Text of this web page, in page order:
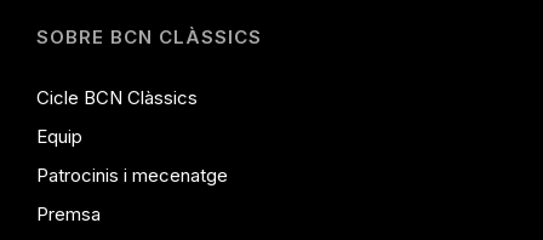
SOBRE BCN CLÀSSICS
Cicle BCN Clàssics
Equip
Patrocinis i mecenatge
Premsa